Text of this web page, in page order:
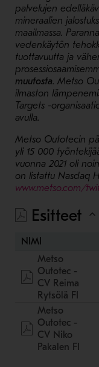
palvelujen
mineraalien
maailmassa.
vedenkäytön
tuottavuutta ja
muutosta. Metso
ilmaston
Targets -
avulla.
Metso Outotecin
yli 15 000
vuonna 2021 oli
on listattu Nasdaq
www.metso.com/
Esitteet
NIMI
Metso
Outotec -
CV Reima
Rytsölä FI
Metso
Outotec -
CV Niko
Pakalen FI